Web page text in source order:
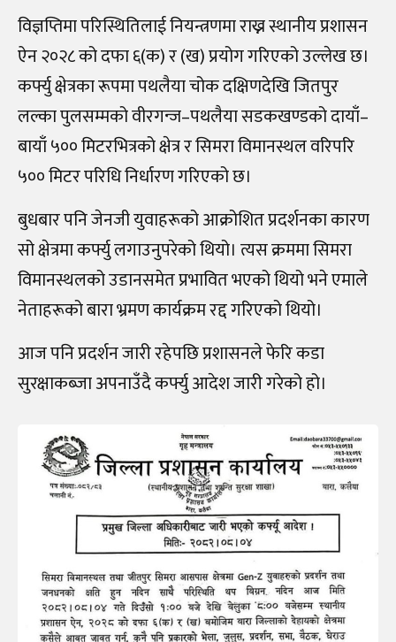
विज्ञप्तिमा परिस्थितिलाई नियन्त्रणमा राख्न स्थानीय प्रशासन
ऐन २०२८ को दफा ६(क) र (ख) प्रयोग गरिएको उल्लेख छ।
कर्फ्यु क्षेत्रका रूपमा पथलैया चोक दक्षिणदेखि जितपुर
लल्का पुलसम्मको वीरगन्ज–पथलैया सडकखण्डको दायाँ–
बायाँ ५०० मिटरभित्रको क्षेत्र र सिमरा विमानस्थल वरिपरि
५०० मिटर परिधि निर्धारण गरिएको छ।
बुधबार पनि जेनजी युवाहरूको आक्रोशित प्रदर्शनका कारण
सो क्षेत्रमा कर्फ्यु लगाउनुपरेको थियो। त्यस क्रममा सिमरा
विमानस्थलको उडानसमेत प्रभावित भएको थियो भने एमाले
नेताहरूको बारा भ्रमण कार्यक्रम रद्द गरिएको थियो।
आज पनि प्रदर्शन जारी रहेपछि प्रशासनले फेरि कडा
सुरक्षाकब्जा अपनाउँदै कर्फ्यु आदेश जारी गरेको हो।